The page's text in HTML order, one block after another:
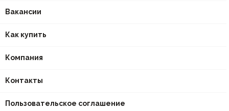
Вакансии
Как купить
Компания
Контакты
Пользовательское соглашение